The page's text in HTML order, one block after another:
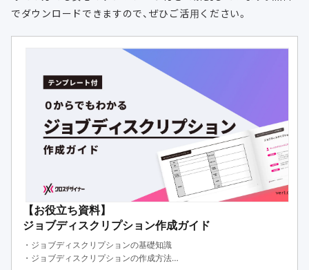
でダウンロードできますので、ぜひご活用ください。
【お役立ち資料】
ジョブディスクリプション作成ガイド
・ジョブディスクリプションの基礎知識
・ジョブディスクリプションの作成方法